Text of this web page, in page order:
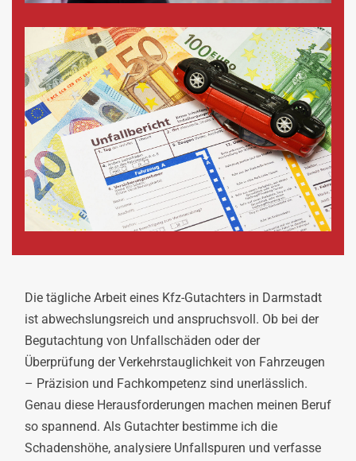
Die tägliche Arbeit eines Kfz-Gutachters in Darmstadt
ist abwechslungsreich und anspruchsvoll. Ob bei der
Begutachtung von Unfallschäden oder der
Überprüfung der Verkehrstauglichkeit von Fahrzeugen
– Präzision und Fachkompetenz sind unerlässlich.
Genau diese Herausforderungen machen meinen Beruf
so spannend. Als Gutachter bestimme ich die
Schadenshöhe, analysiere Unfallspuren und verfasse